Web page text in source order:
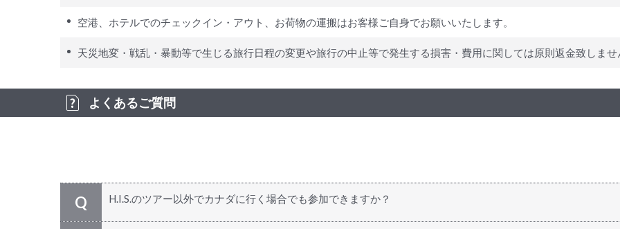
空港、ホテルでのチェックイン・アウト、お荷物の運搬はお客様ご自身でお願いいたします。
天災地変・戦乱・暴動等で生じる旅行日程の変更や旅行の中止等で発生する損害・費用に関しては原則返金致しませ
よくあるご質問
Q H.I.S.のツアー以外でカナダに行く場合でも参加できますか？